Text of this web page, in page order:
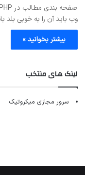
وب باید آن را به خوبی بلد
بیشتر بخوانید »
لینک های منتخب
سرور مجازی میکروتیک